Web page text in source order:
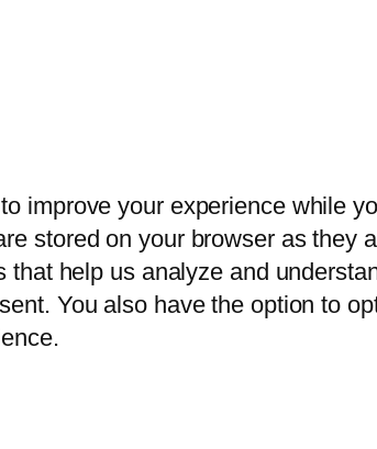
improve your experience while
stored on your browser as
that help us analyze and
You also have the option to